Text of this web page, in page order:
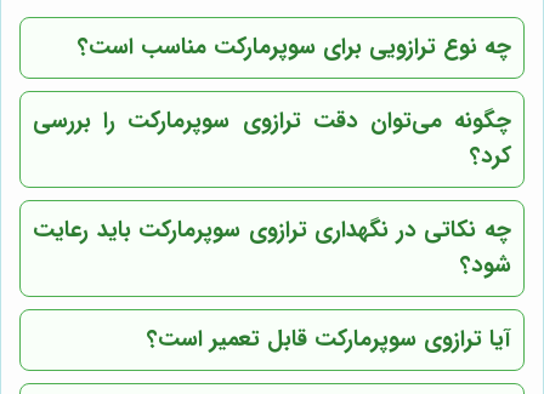
چه نوع ترازویی برای سوپرمارکت مناسب است؟
چگونه می‌توان دقت ترازوی سوپرمارکت را بررسی
کرد؟
چه نکاتی در نگهداری ترازوی سوپرمارکت باید رعایت
شود؟
آیا ترازوی سوپرمارکت قابل تعمیر است؟